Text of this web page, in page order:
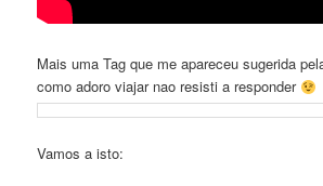
Mais uma Tag que me apareceu sugerida
como adoro viajar nao resisti a responder
Vamos a isto: